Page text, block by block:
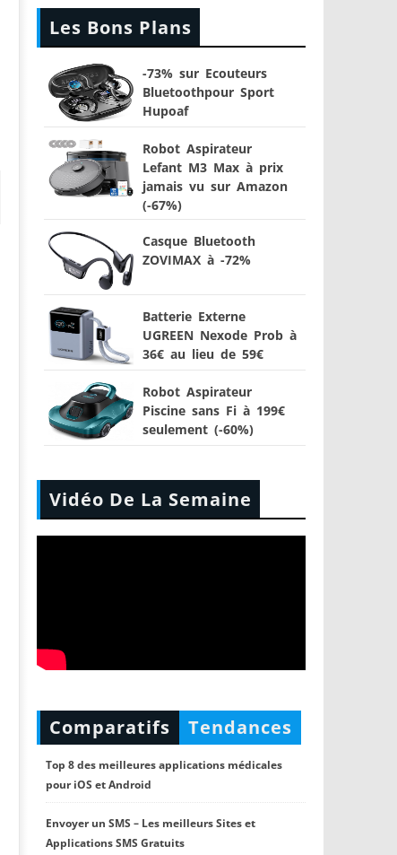
Les Bons Plans
-73% sur Ecouteurs
Bluetoothpour Sport
Hupoaf
Robot Aspirateur
Lefant M3 Max à prix
jamais vu sur Amazon
(-67%)
Casque Bluetooth
ZOVIMAX à -72%
Batterie Externe
UGREEN Nexode Prob à
36€ au lieu de 59€
Robot Aspirateur
Piscine sans Fi à 199€
seulement (-60%)
Vidéo De La Semaine
Comparatifs Tendances
Top 8 des meilleures applications médicales
pour iOS et Android
Envoyer un SMS – Les meilleurs Sites et
Applications SMS Gratuits